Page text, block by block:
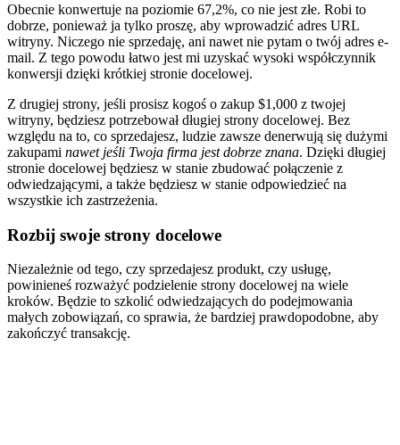
Obecnie konwertuje na poziomie 67,2%, co nie jest złe. Robi to
dobrze, ponieważ ja tylko proszę, aby wprowadzić adres URL
witryny. Niczego nie sprzedaję, ani nawet nie pytam o twój adres e-
mail. Z tego powodu łatwo jest mi uzyskać wysoki współczynnik
konwersji dzięki krótkiej stronie docelowej.
Z drugiej strony, jeśli prosisz kogoś o zakup $1,000 z twojej
witryny, będziesz potrzebował długiej strony docelowej. Bez
względu na to, co sprzedajesz, ludzie zawsze denerwują się dużymi
zakupami nawet jeśli Twoja firma jest dobrze znana. Dzięki długiej
stronie docelowej będziesz w stanie zbudować połączenie z
odwiedzającymi, a także będziesz w stanie odpowiedzieć na
wszystkie ich zastrzeżenia.
Rozbij swoje strony docelowe
Niezależnie od tego, czy sprzedajesz produkt, czy usługę,
powinieneś rozważyć podzielenie strony docelowej na wiele
kroków. Będzie to szkolić odwiedzających do podejmowania
małych zobowiązań, co sprawia, że bardziej prawdopodobne, aby
zakończyć transakcję.